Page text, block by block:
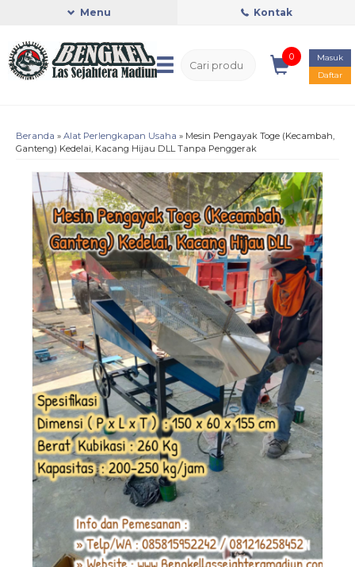
Menu Kontak
0
Masuk
Daftar
Beranda » Alat Perlengkapan Usaha » Mesin Pengayak Toge (Kecambah,
Ganteng) Kedelai, Kacang Hijau DLL Tanpa Penggerak